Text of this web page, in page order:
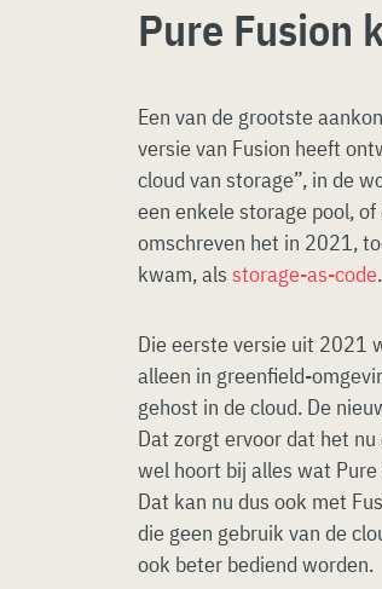
Pure Fusion
Een van de grootste
versie van Fusion heeft
cloud van storage”, in de
een enkele storage pool,
omschreven het in 2021,
kwam, als storage-as-code.
Die eerste versie uit 2021
alleen in greenfield-
gehost in de cloud. De
Dat zorgt ervoor dat het
wel hoort bij alles wat
Dat kan nu dus ook met
die geen gebruik van de
ook beter bediend worden.